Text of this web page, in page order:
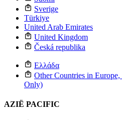
Sverige
Türkiye
United Arab Emirates
United Kingdom
Česká republika
Ελλάδα
Other Countries in
Only)
AZIË PACIFIC